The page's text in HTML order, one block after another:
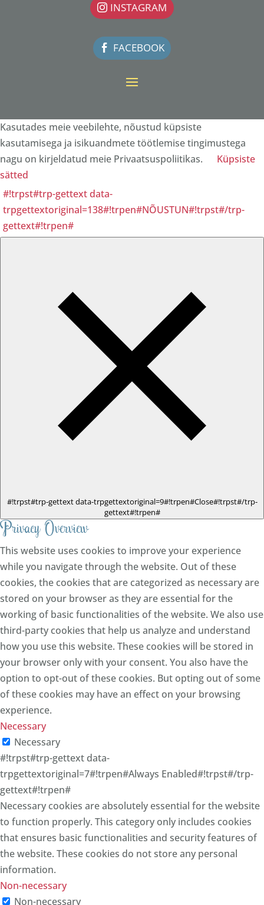
INSTAGRAM
FACEBOOK
Kasutades meie veebilehte, nõustud küpsiste
kasutamisega ja isikuandmete töötlemise tingimustega
nagu on kirjeldatud meie Privaatsuspoliitikas.
Küpsiste
sätted
#!trpst#trp-gettext data-
trpgettextoriginal=138#!trpen#NÕUSTUN#!trpst#/trp-
gettext#!trpen#
#!trpst#trp-gettext data-trpgettextoriginal=9#!trpen#Close#!trpst#/trp-
gettext#!trpen#
Privacy Overview
This website uses cookies to improve your experience
while you navigate through the website. Out of these
cookies, the cookies that are categorized as necessary are
stored on your browser as they are essential for the
working of basic functionalities of the website. We also use
third-party cookies that help us analyze and understand
how you use this website. These cookies will be stored in
your browser only with your consent. You also have the
option to opt-out of these cookies. But opting out of some
of these cookies may have an effect on your browsing
experience.
Necessary
Necessary
#!trpst#trp-gettext data-
trpgettextoriginal=7#!trpen#Always Enabled#!trpst#/trp-
gettext#!trpen#
Necessary cookies are absolutely essential for the website
to function properly. This category only includes cookies
that ensures basic functionalities and security features of
the website. These cookies do not store any personal
information.
Non-necessary
Non-necessary